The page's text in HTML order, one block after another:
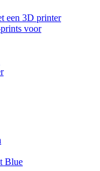
een 3D printer
voor
Blue